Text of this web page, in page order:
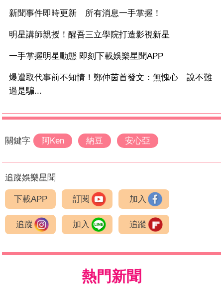
新聞事件即時更新 所有消息一手掌握！
明星講師親授！醒吾三立學院打造影視新星
一手掌握明星動態 即刻下載娛樂星聞APP
爆遭取代事前不知情！鄭仲茵首發文：無愧心 說不難
過是騙...
關鍵字 阿Ken 納豆 安心亞
追蹤娛樂星聞
下載APP 訂閱 加入
追蹤 加入 追蹤
熱門新聞